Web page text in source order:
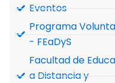
Eventos
Programa
- FEaDyS
Facultad de
a Distancia y